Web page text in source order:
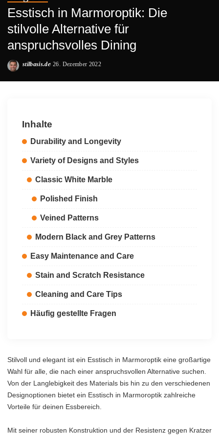
Esstisch in Marmoroptik: Die
stilvolle Alternative für
anspruchsvolles Dining
Posted
stilbasis.de 26. Dezember 2022
Inhalte
Durability and Longevity
Variety of Designs and Styles
Classic White Marble
Polished Finish
Veined Patterns
Modern Black and Grey Patterns
Easy Maintenance and Care
Stain and Scratch Resistance
Cleaning and Care Tips
Häufig gestellte Fragen
Stilvoll und elegant ist ein Esstisch in Marmoroptik eine großartige
Wahl für alle, die nach einer anspruchsvollen Alternative suchen.
Von der Langlebigkeit des Materials bis hin zu den verschiedenen
Designoptionen bietet ein Esstisch in Marmoroptik zahlreiche
Vorteile für deinen Essbereich.
Mit seiner robusten Konstruktion und der Resistenz gegen Kratzer